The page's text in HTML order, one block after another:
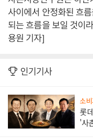
사이에서 안정화된 흐
되는 흐름을 보일 것이
용원 기자]
인기기사
소
롯
'사